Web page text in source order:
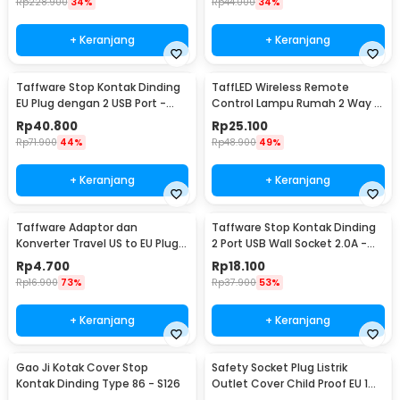
+ Keranjang + Keranjang
Taffware Stop Kontak Dinding
EU Plug dengan 2 USB Port -
SCN2
Rp40.800
Rp71.900 44%
+ Keranjang
TaffLED Wireless Remote
Control Lampu Rumah 2 Way -
YAM802
Rp25.100
Rp48.900 49%
+ Keranjang
Taffware Adaptor dan
Konverter Travel US to EU Plug
10A 250V 1 PCS - WN-20
Rp4.700
Rp16.900 73%
+ Keranjang
Taffware Stop Kontak Dinding
2 Port USB Wall Socket 2.0A -
ES-USB-2
Rp18.100
Rp37.900 53%
+ Keranjang
Gao Ji Kotak Cover Stop
Kontak Dinding Type 86 - S126
Safety Socket Plug Listrik
Outlet Cover Child Proof EU 1